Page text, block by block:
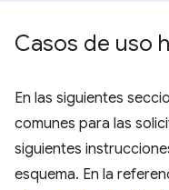
Casos de uso
En las siguientes
comunes para las
siguientes
esquema. En la